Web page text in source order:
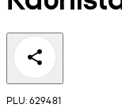
PLU: 629481